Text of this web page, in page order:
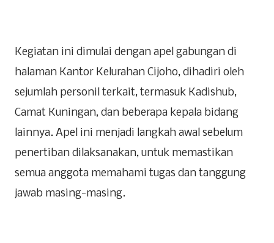
Kegiatan ini dimulai dengan apel gabungan di
halaman Kantor Kelurahan Cijoho, dihadiri oleh
sejumlah personil terkait, termasuk Kadishub,
Camat Kuningan, dan beberapa kepala bidang
lainnya. Apel ini menjadi langkah awal sebelum
penertiban dilaksanakan, untuk memastikan
semua anggota memahami tugas dan tanggung
jawab masing-masing.